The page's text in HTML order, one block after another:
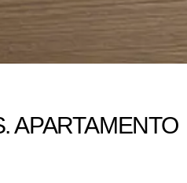
APARTAMENTO